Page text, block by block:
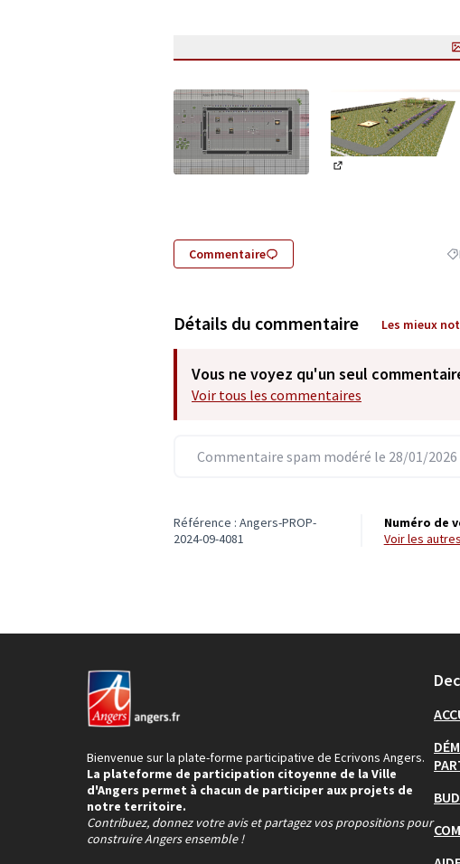
Commentaire
Détails du commentaire Les mieux
Vous ne voyez qu'un seul
Voir tous les commentaires
Commentaire spam modéré le 28/01/2026
Référence : Angers-PROP-
2024-09-4081
Numéro de
voir les
Bienvenue sur la plate-forme participative de Ecrivons Angers.
La plateforme de participation citoyenne de la Ville
d'Angers permet à chacun de participer aux projets de
notre territoire.
Contribuez, donnez votre avis et partagez vos propositions pour
construire Angers ensemble !